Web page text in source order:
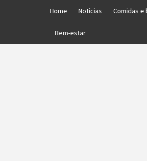
Home Notícias Comidas e
Bem-estar